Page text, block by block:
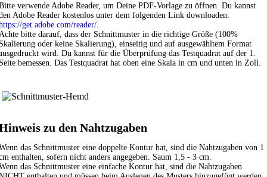
verwende Adobe Reader, um Deine PDF-Vorlage zu öffnen. Du kannst
Adobe Reader kostenlos unter dem folgenden Link downloaden:
get.adobe.com/reader/
bitte darauf, dass der Schnittmuster in die richtige Größe (100%
oder keine Skalierung), einseitig und auf ausgewähltem Format
wird. Du kannst für die Überprüfung das Testquadrat auf der 1.
bemessen. Das Testquadrat hat oben eine Skala in cm und unten in Zoll.
zu den Nahtzugaben
das Schnittmuster eine doppelte Kontur hat, sind die Nahtzugaben von 1
enthalten, sofern nicht anders angegeben. Saum 1,5 - 3 cm.
das Schnittmuster eine einfache Kontur hat, sind die Nahtzugaben